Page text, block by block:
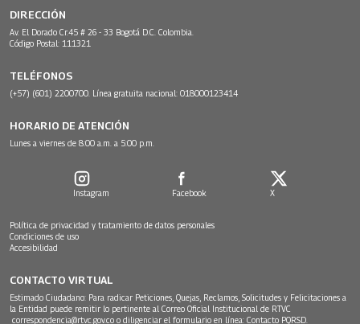
DIRECCIÓN
Av. El Dorado Cr.45 # 26 - 33 Bogotá D.C. Colombia.
Código Postal: 111321
TELÉFONOS
(+57) (601) 2200700. Línea gratuita nacional: 018000123414
HORARIO DE ATENCIÓN
Lunes a viernes de 8:00 a.m. a 5:00 p.m.
Instagram Facebook X
Política de privacidad y tratamiento de datos personales
Condiciones de uso
Accesibilidad
CONTACTO VIRTUAL
Estimado Ciudadano: Para radicar Peticiones, Quejas, Reclamos, Solicitudes y Felicitaciones a
la Entidad puede remitir lo pertinente al Correo Oficial Institucional de RTVC
correspondencia@rtvc.gov.co o diligenciar el formulario en línea: Contacto PQRSD.